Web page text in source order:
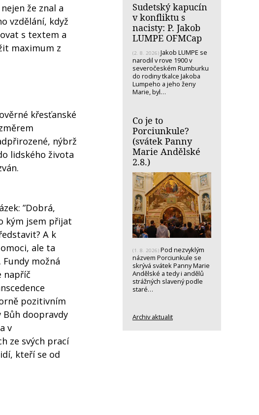
že znal a
vzdělání, když
s textem a
maximum z
křesťanské
nýbrž
lidského života
”Dobrá,
kým jsem přijat
A k
ale ta
možná
napříč
pozitivním
doopravdy
v
ze svých prací
kteří se od
Sudetský kapucín
v konfliktu s
nacisty: P. Jakob
LUMPE OFMCap
(2. 8. 2026) Jakob LUMPE se
narodil v rove 1900 v
severočeském Rumburku
do rodiny tkalce Jakoba
Lumpeho a jeho ženy
Marie, byl…
Co je to
Porciunkule?
(svátek Panny
Marie Andělské
2.8.)
(1. 8. 2026) Pod nezvyklým
názvem Porciunkule se
skrývá svátek Panny Marie
Andělské a tedy i andělů
strážných slavený podle
staré…
Archiv aktualit